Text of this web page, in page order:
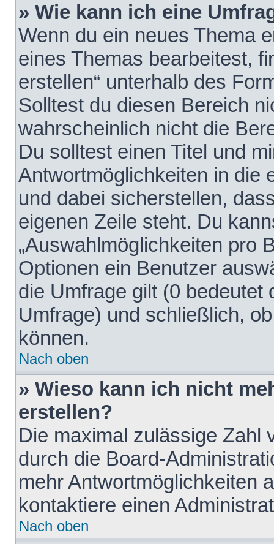
» Wie kann ich eine
Wenn du ein neues Thema
eines Themas bearbeitest,
erstellen“ unterhalb des
Solltest du diesen Bereich
wahrscheinlich nicht die
Du solltest einen Titel und
Antwortmöglichkeiten in die
und dabei sicherstellen,
eigenen Zeile steht. Du
„Auswahlmöglichkeiten pro
Optionen ein Benutzer
die Umfrage gilt (0 bedeutet
Umfrage) und schließlich,
können.
Nach oben
» Wieso kann ich nicht
erstellen?
Die maximal zulässige Zahl
durch die Board-
mehr Antwortmöglichkeiten
kontaktiere einen
Nach oben